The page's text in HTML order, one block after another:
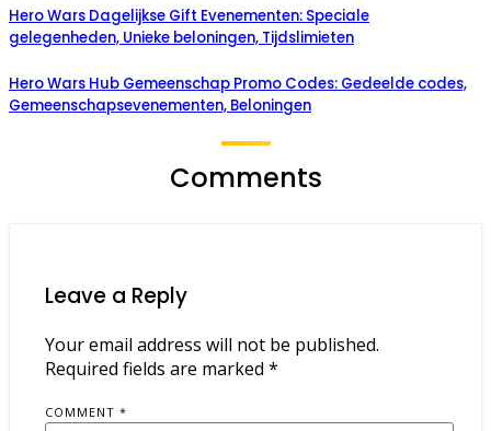
Hero Wars Dagelijkse Gift Evenementen: Speciale
gelegenheden, Unieke beloningen, Tijdslimieten
Hero Wars Hub Gemeenschap Promo Codes: Gedeelde codes,
Gemeenschapsevenementen, Beloningen
Comments
Leave a Reply
Your email address will not be published.
Required fields are marked *
COMMENT *